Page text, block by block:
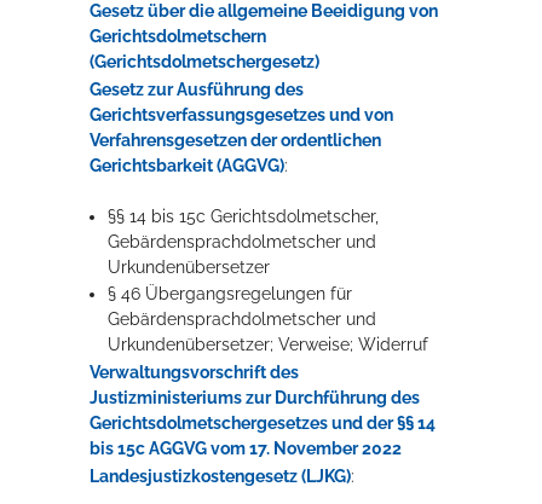
Gesetz über die allgemeine Beeidigung von
Gerichtsdolmetschern
(Gerichtsdolmetschergesetz)
Gesetz zur Ausführung des
Gerichtsverfassungsgesetzes und von
Verfahrensgesetzen der ordentlichen
Gerichtsbarkeit (AGGVG):
§§ 14 bis 15c Gerichtsdolmetscher,
Gebärdensprachdolmetscher und
Urkundenübersetzer
§ 46 Übergangsregelungen für
Gebärdensprachdolmetscher und
Urkundenübersetzer; Verweise; Widerruf
Verwaltungsvorschrift des
Justizministeriums zur Durchführung des
Gerichtsdolmetschergesetzes und der §§ 14
bis 15c AGGVG vom 17. November 2022
Landesjustizkostengesetz (LJKG):